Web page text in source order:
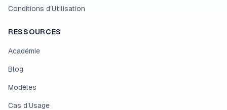
Conditions d'Utilisation
RESSOURCES
Académie
Blog
Modèles
Cas d'Usage